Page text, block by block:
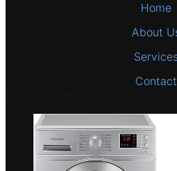
Home
About
Contact